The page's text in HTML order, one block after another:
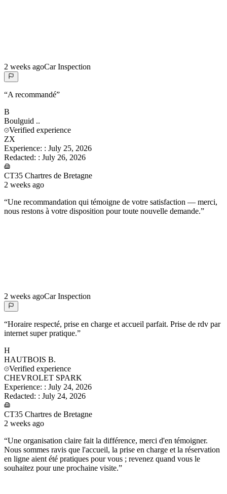
2 weeks agoCar Inspection
“A recommandé”
B
Boulguid ..
Verified experience
ZX
Experience: : July 25, 2026
Redacted: : July 26, 2026
CT35 Chartres de Bretagne
2 weeks ago
“Une recommandation qui témoigne de votre satisfaction — merci,
nous restons à votre disposition pour toute nouvelle demande.”
2 weeks agoCar Inspection
“Horaire respecté, prise en charge et accueil parfait. Prise de rdv par
internet super pratique.”
H
HAUTBOIS B.
Verified experience
CHEVROLET SPARK
Experience: : July 24, 2026
Redacted: : July 24, 2026
CT35 Chartres de Bretagne
2 weeks ago
“Une organisation claire fait la différence, merci d'en témoigner.
Nous sommes ravis que l'accueil, la prise en charge et la réservation
en ligne aient été pratiques pour vous ; revenez quand vous le
souhaitez pour une prochaine visite.”